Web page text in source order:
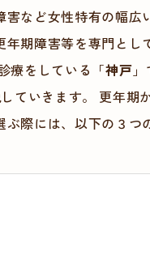
など女性特有の幅広
期障害等を専門とし
療をしている「神戸
ていきます。 更年期
際には、以下の３つ